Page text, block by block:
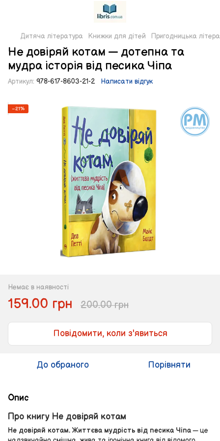
Дитяча література Книжки для дітей Пригодницька
Не довіряй котам — дотепна та
мудра історія від песика Чіпа
Артикул: 978-617-8603-21-2 Написати відгук
−21%
Немає в наявності
159.00 грн 200.00 грн
Повідомити, коли з'явиться
До обраного Порівняти
Опис
Про книгу Не довіряй котам
Не довіряй котам. Життєва мудрість від песика Чіпа— це